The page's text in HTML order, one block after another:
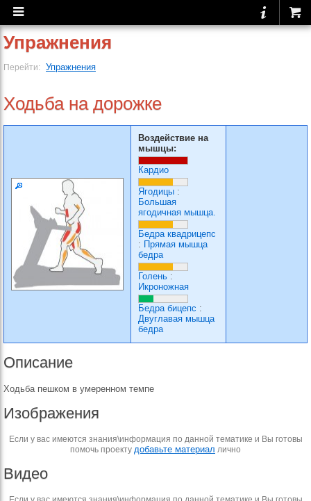
Упражнения
Перейти: Упражнения
Ходьба на дорожке
Воздействие на
мышцы:
Кардио
Ягодицы :
Большая
ягодичная мышца.
Бедра квадрицепс
: Прямая мышца
бедра
Голень :
Икроножная
Бедра бицепс :
Двуглавая мышца
бедра
Описание
Ходьба пешком в умеренном темпе
Изображения
Если у вас имеются знания\информация по данной тематике и Вы готовы
помочь проекту добавьте материал лично
Видео